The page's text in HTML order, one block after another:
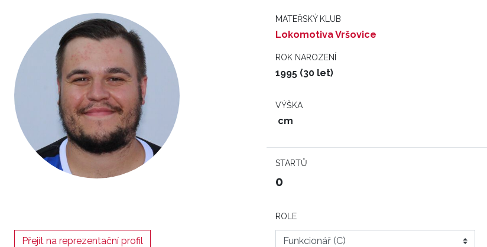
MATEŘSKÝ KLUB
Lokomotiva Vršovice
ROK NAROZENÍ
1995 (30 let)
VÝŠKA
cm
STARTŮ
0
Přejít na reprezentační profil
ROLE